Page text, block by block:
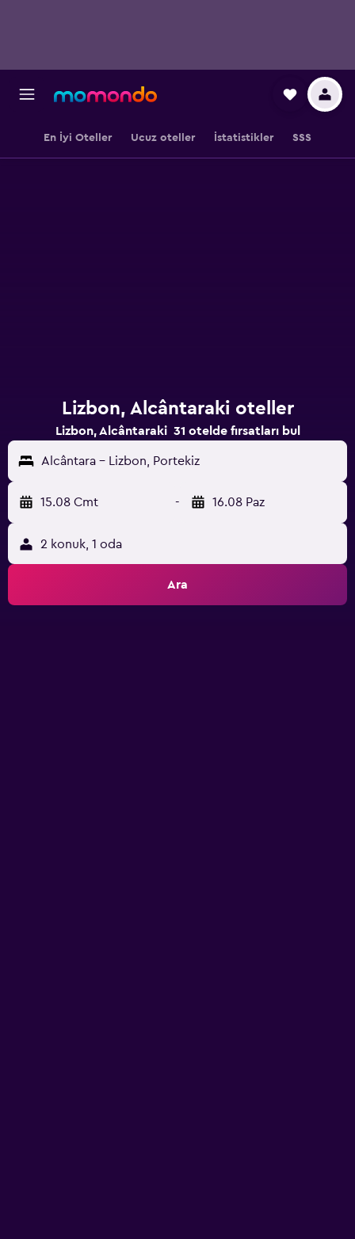
En İyi Oteller Ucuz oteller İstatistikler SSS
Lizbon, Alcântaraki oteller
Lizbon, Alcântaraki 31 otelde fırsatları bul
Alcântara - Lizbon, Portekiz
15.08 Cmt - 16.08 Paz
2 konuk, 1 oda
Ara